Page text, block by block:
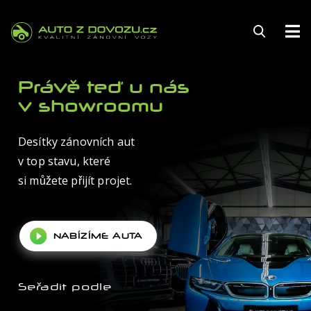
KARIÉRA
AUTOSERVIS
Právě teď u nás
v showroomu
Desítky zánovních aut
v top stavu, které
si můžete přijít projet.
NABÍZÍME AUTA
Seřadit podle